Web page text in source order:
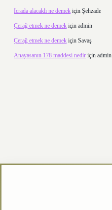
Icrada alacaklı ne demek için Şehzade
Çerağ etmek ne demek için admin
Çerağ etmek ne demek için Savaş
Anayasanın 178 maddesi nedir için admin
betexper.xyz